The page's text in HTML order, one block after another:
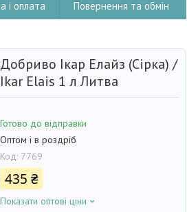
і оплата Повернення та обмін
Добриво Ікар Елайз (Сірка) /
Ikar Elais 1 л Литва
Готово до відправки
Оптом і в роздріб
Код: 7769
435 ₴
Показати оптові ціни